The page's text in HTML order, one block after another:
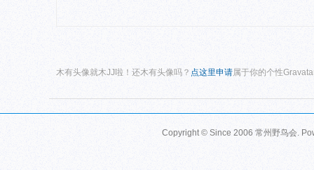
木有头像就木JJ啦！还木有头像吗？ 点这里申请 属于你的个性
Copyright © Since 2006 常州野鸟会.